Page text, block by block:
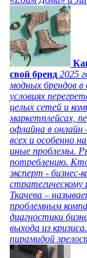
свой бренд 2025
модных брендов
условиях
целых сетей и
маркетплейсах,
офлайна в онлайн
всех и особенно
иные проблемы.
потреблению.
эксперт -
стратегическому
Ткачева –
проблемным
диагностики
выхода из
пирамидой